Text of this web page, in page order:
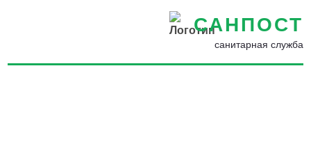
САНПОСТ
санитарная служба